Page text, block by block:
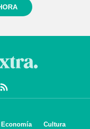
Economía
Cultura